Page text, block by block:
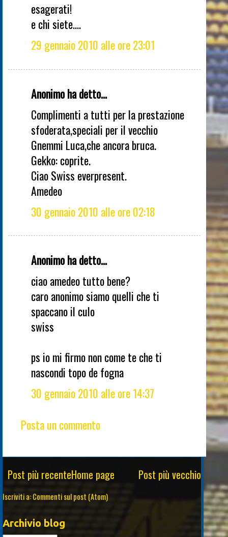
esagerati!
e chi siete....
29 gennaio 2010 alle ore 23:01
Anonimo ha detto...
Complimenti a tutti per la prestazione
sfoderata,speciali per il vecchio
Gnemmi Luca,che ancora bruca.
Gekko: coprite.
Ciao Swiss everpresent.
Amedeo
30 gennaio 2010 alle ore 02:18
Anonimo ha detto...
ciao amedeo tutto bene?
caro anonimo siamo quelli che ti
spaccano il culo
swiss
ps io mi firmo non come te che ti
nascondi topo de fogna
30 gennaio 2010 alle ore 14:37
Posta un commento
Post più recente Post più vecchio
Home page
Iscriviti a:Commenti sul post (Atom)
Archivio blog